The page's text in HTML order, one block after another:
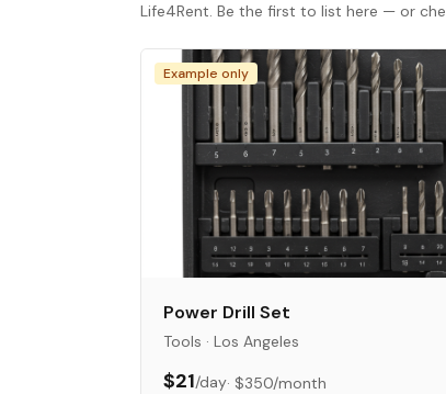
Life4Rent. Be the first to list here — or
Example only
Power Drill Set
Tools · Los Angeles
$21/day· $350/month